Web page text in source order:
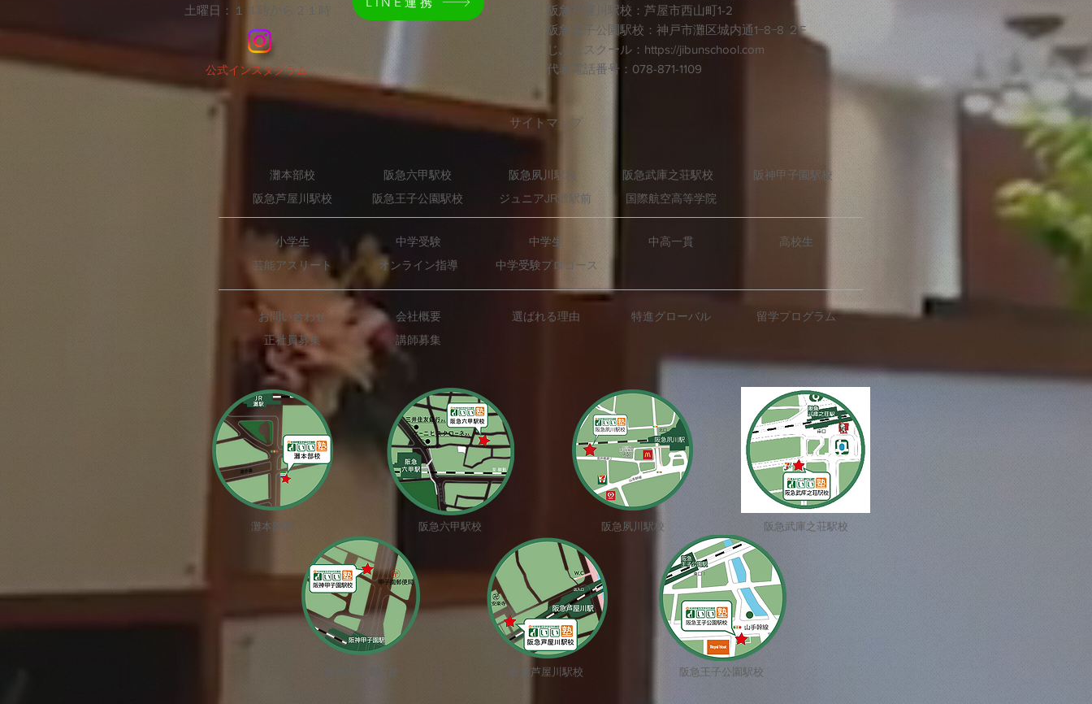
土曜日：１４時から２１時
​公式インスタグラム
​阪急芦屋川駅校：芦屋市西山町1-2
阪急王子公園駅校：神戸市灘区城内通1−8−8 ２F
じぶんスクール：https://jibunschool.com
​代表電話番号：078-871-1109
​サイトマップ
灘本部校 阪急六甲駅校 阪急夙川駅校 阪急武庫之荘駅校
阪神甲子園駅校
阪急芦屋川駅校
阪急王子公園駅校 ジュニアJR灘駅前 国際航空高等学院
小学生
芸能アスリート
中学受験
オンライン指導
中学生 中高一貫
高校生
中学受験プロコース
お問い合わせ
正社員募集
会社概要
講師募集
選ばれる理由 特進グローバル 留学プログラム
​灘本部校 阪急六甲駅校 阪急夙川駅校 阪急武庫之荘駅校
阪急芦屋川駅校 阪急王子公園駅校